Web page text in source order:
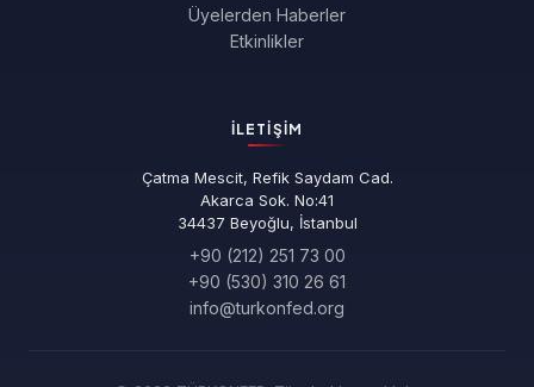
Üyelerden Haberler
Etkinlikler
İLETIŞIM
Çatma Mescit, Refik Saydam Cad.
Akarca Sok. No:41
34437 Beyoğlu, İstanbul
+90 (212) 251 73 00
+90 (530) 310 26 61
info@turkonfed.org